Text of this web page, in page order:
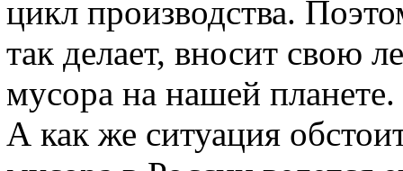
цикл производства.
так делает, вносит свою
мусора на нашей планете.
А как же ситуация